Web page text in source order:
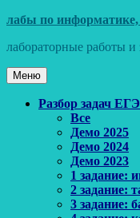
Перейти
содержимому
лабы по информатике,
лабораторные работы
Меню
Основное
Разбор задач
Все
Демо 2025
Демо 2024
Демо 2023
1 задание:
2
3 задание: